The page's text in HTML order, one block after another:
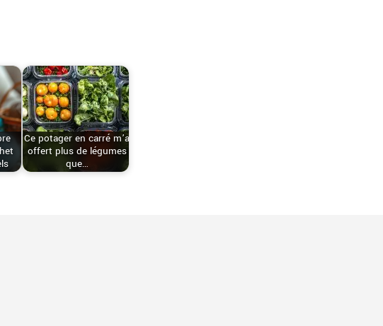
Ce potager en carré m’a
offert plus de légumes
que…